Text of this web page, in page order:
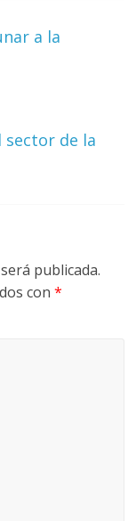
a la
sector de la
publicada.
con*